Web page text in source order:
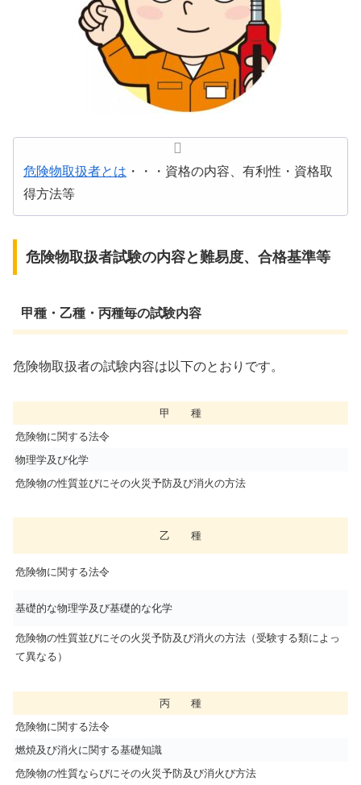
危険物取扱者とは ・・・資格の内容、有利性・資格取
得方法等
危険物取扱者試験の内容と難易度、合格基準等
甲種・乙種・丙種毎の試験内容
危険物取扱者の試験内容は以下のとおりです。
甲 種
危険物に関する法令
物理学及び化学
危険物の性質並びにその火災予防及び消火の方法
乙 種
危険物に関する法令
基礎的な物理学及び基礎的な化学
危険物の性質並びにその火災予防及び消火の方法（受験する類によっ
て異なる）
丙 種
危険物に関する法令
燃焼及び消火に関する基礎知識
危険物の性質ならびにその火災予防及び消火び方法